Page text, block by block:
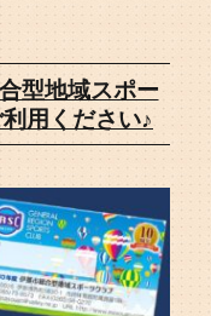
型地域スポー
用ください♪